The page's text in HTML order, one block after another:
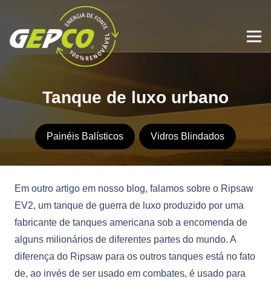
Tanque de luxo urbano
Painéis Balísticos Vidros Blindados
Em outro artigo em nosso blog, falamos sobre o Ripsaw
EV2, um tanque de guerra de luxo produzido por uma
fabricante de tanques americana sob a encomenda de
alguns milionários de diferentes partes do mundo. A
diferença do Ripsaw para os outros tanques está no fato
de, ao invés de ser usado em combates, é usado para